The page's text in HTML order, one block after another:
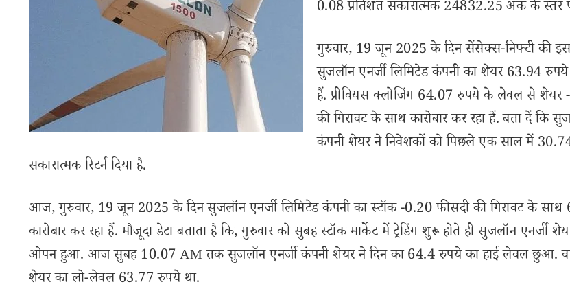
0.08 प्रतिशत सकारात्मक 24832.25 अंक के स्तर
गुरुवार, 19 जून 2025 के दिन सेंसेक्स-निफ्टी की
सुजलॉन एनर्जी लिमिटेड कंपनी का शेयर 63.94 रुपये
हैं. प्रीवियस क्लोजिंग 64.07 रुपये के लेवल से शेयर
की गिरावट के साथ कारोबार कर रहा हैं. बता दें कि
कंपनी शेयर ने निवेशकों को पिछले एक साल में
सकारात्मक रिटर्न दिया है.
आज, गुरुवार, 19 जून 2025 के दिन सुजलॉन एनर्जी लिमिटेड कंपनी का स्टॉक -0.20 फीसदी की गिरावट के
कारोबार कर रहा हैं. मौजूदा डेटा बताता है कि, गुरुवार को सुबह स्टॉक मार्केट में ट्रेडिंग शुरू होते ही सुजलॉन एनर्जी
ओपन हुआ. आज सुबह 10.07 AM तक सुजलॉन एनर्जी कंपनी शेयर ने दिन का 64.4 रुपये का हाई लेवल छुआ.
शेयर का लो-लेवल 63.77 रुपये था.